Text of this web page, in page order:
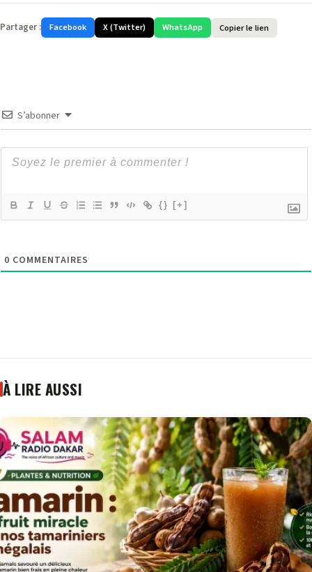
Partager : Facebook X (Twitter) WhatsApp Copier le lien
S’abonner
{} [+]
0 COMMENTAIRES
À LIRE AUSSI